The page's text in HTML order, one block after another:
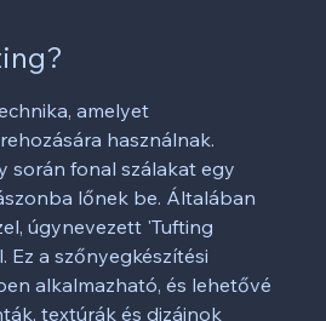
amelyet
használnak.
során fonal szálakat egy
lőnek be. Általában
úgynevezett 'Tufting
Ez a szőnyegkészítési
alkalmazható, és lehetővé
textúrák és dizájnok